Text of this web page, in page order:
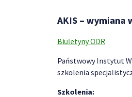
AKIS – wymiana
Biuletyny ODR
Państwowy Instytut
szkolenia
Szkolenia: